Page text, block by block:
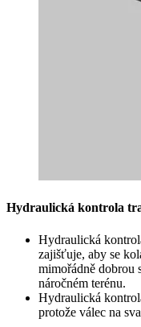
Hydraulická kontrola
Hydraulická
zajišťuje, aby se
mimořádně dobrou
náročném terénu.
Hydraulická
protože válec na